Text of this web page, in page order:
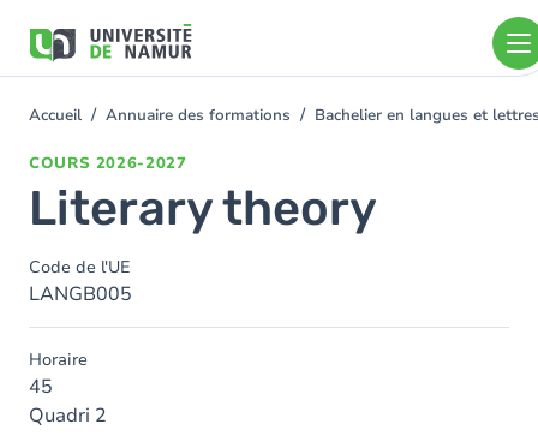
contenu
You
Accueil Annuaire des formations Bachelier en langues et
COURS 2026-2027
Literary theory
Code de l'UE
LANGB005
Horaire
45
Quadri 2